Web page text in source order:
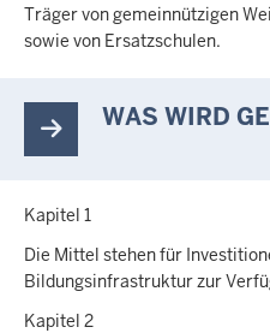
Träger von gemeinnützigen
sowie von Ersatzschulen.
WAS WIRD
Kapitel 1
Die Mittel stehen für
Bildungsinfrastruktur zur
Kapitel 2